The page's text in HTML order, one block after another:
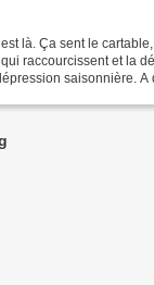
là. Ça sent le
raccourcissent et la
saisonnière. A